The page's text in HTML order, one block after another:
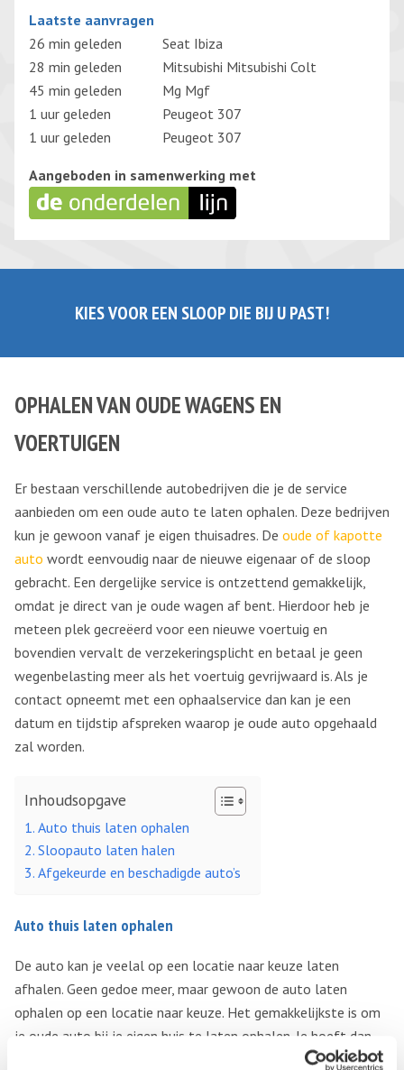
Gelieve dit veld leeg te laten.
Laatste aanvragen
26 min geleden
Seat Ibiza
28 min geleden
Mitsubishi Mitsubishi Colt
45 min geleden
Mg Mgf
1 uur geleden
Peugeot 307
1 uur geleden
Peugeot 307
Aangeboden in samenwerking met
KIES VOOR EEN SLOOP DIE BIJ U PAST!
OPHALEN VAN OUDE WAGENS EN
VOERTUIGEN
Er bestaan verschillende autobedrijven die je de service
aanbieden om een oude auto te laten ophalen. Deze bedrijven
kun je gewoon vanaf je eigen thuisadres. De oude of kapotte
auto wordt eenvoudig naar de nieuwe eigenaar of de sloop
gebracht. Een dergelijke service is ontzettend gemakkelijk,
omdat je direct van je oude wagen af bent. Hierdoor heb je
meteen plek gecreëerd voor een nieuwe voertuig en
bovendien vervalt de verzekeringsplicht en betaal je geen
wegenbelasting meer als het voertuig gevrijwaard is. Als je
contact opneemt met een ophaalservice dan kan je een
datum en tijdstip afspreken waarop je oude auto opgehaald
zal worden.
Inhoudsopgave
Auto thuis laten ophalen
Sloopauto laten halen
Afgekeurde en beschadigde auto’s
Auto thuis laten ophalen
De auto kan je veelal op een locatie naar keuze laten
afhalen. Geen gedoe meer, maar gewoon de auto laten
ophalen op een locatie naar keuze. Het gemakkelijkste is om
je oude auto bij je eigen huis te laten ophalen. Je hoeft dan
ook geen extra vervoer te regelen en je hoeft er de deur er